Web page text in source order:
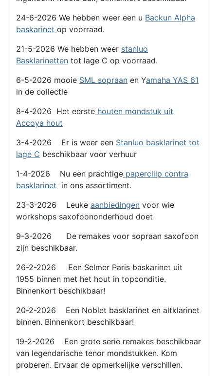
24-6-2026 We hebben weer een u Backun Alpha
baskarinet op voorraad.
21-5-2026 We hebben weer stanluo
Basklarinetten tot lage C op voorraad.
6-5-2026 mooie SML sopraan en Yamaha YAS 61
in de collectie
8-4-2026 Het eerste houten mondstuk uit
Accoya hout
3-4-2026 Er is weer een Stanluo basklarinet tot
lage C beschikbaar voor verhuur
1-4-2026 Nu een prachtige papercliip contra
basklarinet in ons assortiment.
23-3-2026 Leuke aanbiedingen voor wie
workshops saxofoononderhoud doet
9-3-2026 De remakes voor sopraan saxofoon
zijn beschikbaar.
26-2-2026 Een Selmer Paris baskarinet uit
1955 binnen met het hout in topconditie.
Binnenkort beschikbaar!
20-2-2026 Een Noblet basklarinet en altklarinet
binnen. Binnenkort beschikbaar!
19-2-2026 Een grote serie remakes beschikbaar
van legendarische tenor mondstukken. Kom
proberen. Ervaar de opmerkelijke verschillen.